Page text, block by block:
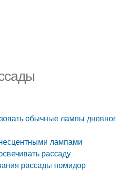
обычные лампы
лампами
рассаду
рассады помидор